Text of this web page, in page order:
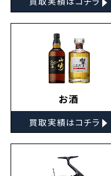
お酒
買取実績はコチラ ▸